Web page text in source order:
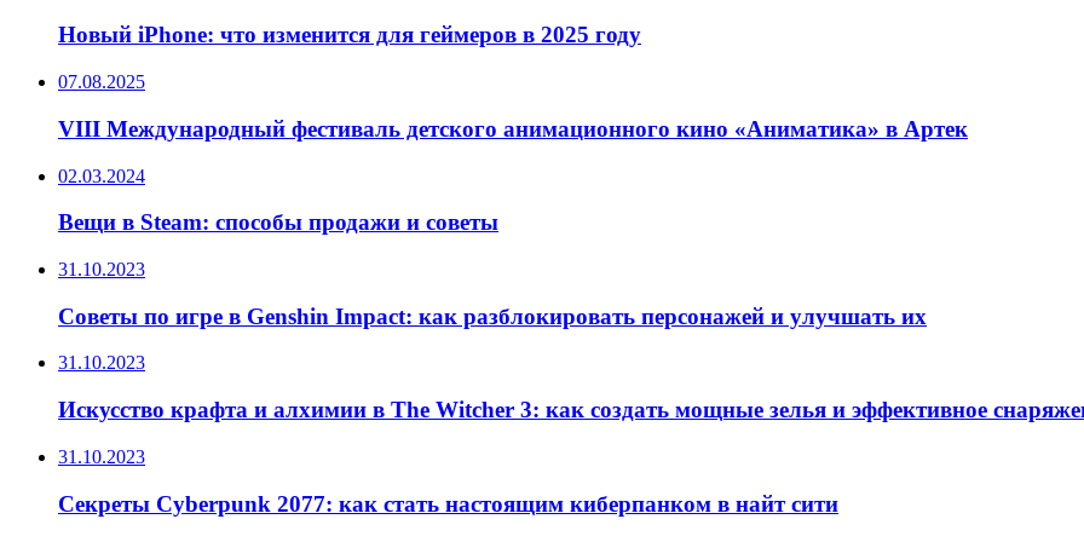
Новый iPhone: что изменится для геймеров в 2025 году
07.08.2025
VIII Международный фестиваль детского анимационного кино «Аниматика» в Артек
02.03.2024
Вещи в Steam: способы продажи и советы
31.10.2023
Советы по игре в Genshin Impact: как разблокировать персонажей и улучшать их
31.10.2023
Искусство крафта и алхимии в The Witcher 3: как создать мощные зелья и эффективное
31.10.2023
Секреты Cyberpunk 2077: как стать настоящим киберпанком в найт сити